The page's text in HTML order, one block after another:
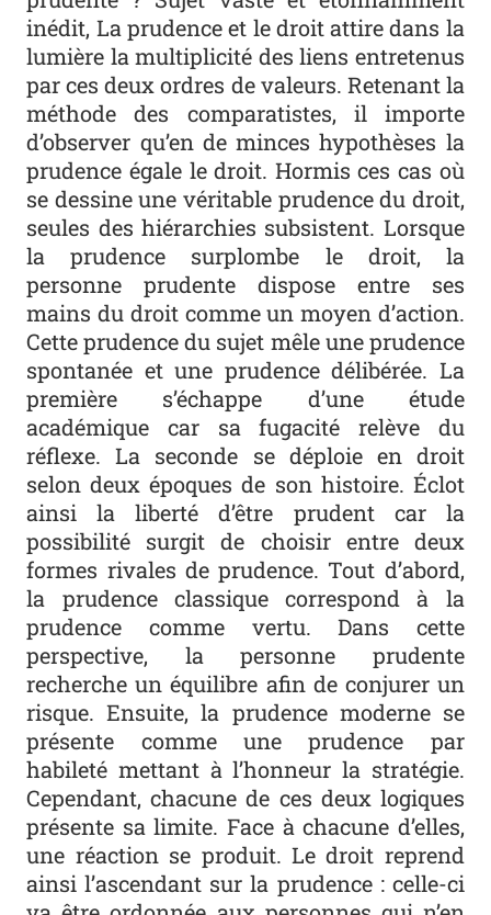
inédit, La prudence et le droit attire dans la
lumière la multiplicité des liens entretenus
par ces deux ordres de valeurs. Retenant la
méthode des comparatistes, il importe
d’observer qu’en de minces hypothèses la
prudence égale le droit. Hormis ces cas où
se dessine une véritable prudence du droit,
seules des hiérarchies subsistent. Lorsque
la prudence surplombe le droit, la
personne prudente dispose entre ses
mains du droit comme un moyen d’action.
Cette prudence du sujet mêle une prudence
spontanée et une prudence délibérée. La
première s’échappe d’une étude
académique car sa fugacité relève du
réflexe. La seconde se déploie en droit
selon deux époques de son histoire. Éclot
ainsi la liberté d’être prudent car la
possibilité surgit de choisir entre deux
formes rivales de prudence. Tout d’abord,
la prudence classique correspond à la
prudence comme vertu. Dans cette
perspective, la personne prudente
recherche un équilibre afin de conjurer un
risque. Ensuite, la prudence moderne se
présente comme une prudence par
habileté mettant à l’honneur la stratégie.
Cependant, chacune de ces deux logiques
présente sa limite. Face à chacune d’elles,
une réaction se produit. Le droit reprend
ainsi l’ascendant sur la prudence : celle-ci